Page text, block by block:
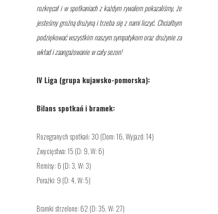
rozkręcał i w spotkaniach z każdym rywalem pokazaliśmy, że
jesteśmy groźną drużyną i trzeba się z nami liczyć. Chciałbym
podziękować wszystkim naszym sympatykom oraz drużynie za
wkład i zaangażowanie w cały sezon!
IV Liga (grupa kujawsko-pomorska):
Bilans spotkań i bramek:
Rozegranych spotkań: 30 (Dom: 16, Wyjazd: 14)
Zwycięstwa: 15 (D: 9, W: 6)
Remisy: 6 (D: 3, W: 3)
Porażki: 9 (D: 4, W: 5)
Bramki strzelone: 62 (D: 35, W: 27)